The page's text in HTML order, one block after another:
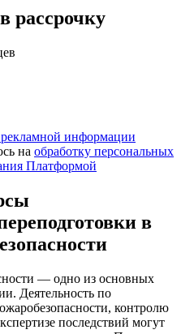
рассрочку
информации
на обработку персональных
Платформой
в
— одно из основных
Деятельность по
контролю
последствий могут